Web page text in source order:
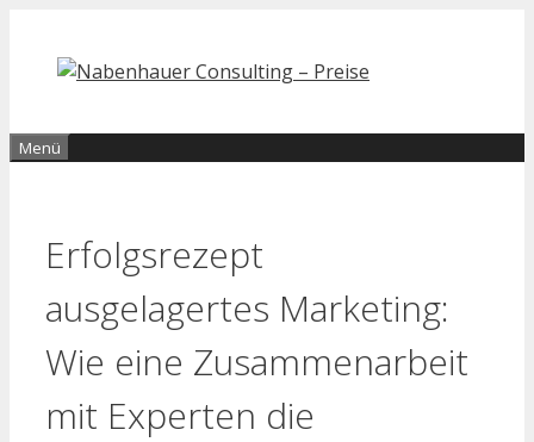
Inhalt
springen
Menü
Erfolgsrezept
ausgelagertes Marketing:
Wie eine Zusammenarbeit
mit Experten die